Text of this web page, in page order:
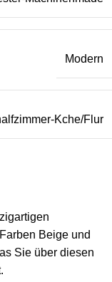
Modern
Kche/Flur
Beige und
Sie über diesen